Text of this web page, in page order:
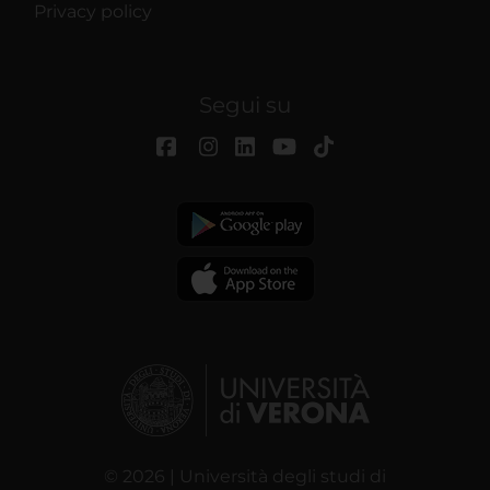
Privacy policy
Segui su
© 2026 | Università degli studi di